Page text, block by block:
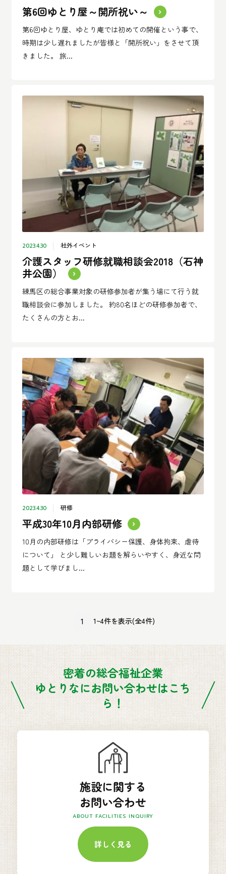
第6回ゆとり屋～開所祝い～
第6回ゆとり屋、ゆとり庵では初めての開催という事で、
時期は少し遅れましたが皆様と「開所祝い」をさせて頂
きました。 旅...
2023.4.30 社外イベント
介護スタッフ研修就職相談会2018（石神
井公園）
練馬区の総合事業対象の研修参加者が集う場にて行う就
職相談会に参加しました。 約80名ほどの研修参加者で、
たくさんの方とお...
2023.4.30 研修
平成30年10月内部研修
10月の内部研修は「プライバシー保護、身体拘束、虐待
について」 と少し難しいお題を解らいやすく、身近な問
題として学びまし...
1 1~4件を表示(全4件)
密着の総合福祉企業
ゆとりなにお問い合わせはこち
ら！
施設に関する
お問い合わせ
ABOUT FACILITIES INQUIRY
詳しく見る